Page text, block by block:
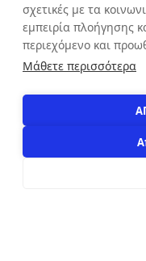
ΕΠΙΚΟΙΝΩΝΙΑ
σχετικές με τα
εμπειρία πλοήγησης
περιεχόμενο και
Μάθετε περισσότερα